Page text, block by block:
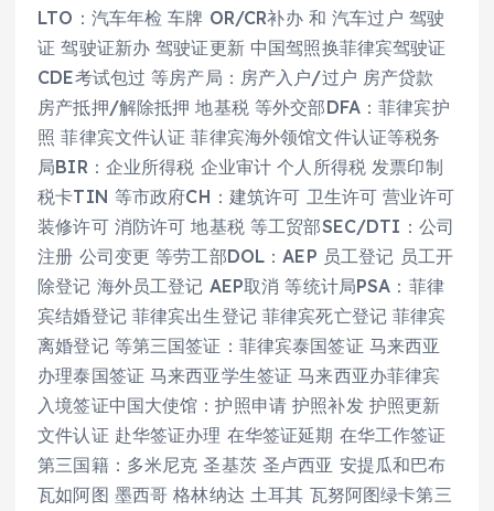
LTO：汽车年检 车牌 OR/CR补办 和 汽车过户 驾驶
证 驾驶证新办 驾驶证更新 中国驾照换菲律宾驾驶证
CDE考试包过 等房产局：房产入户/过户 房产贷款
房产抵押/解除抵押 地基税 等外交部DFA：菲律宾护
照 菲律宾文件认证 菲律宾海外领馆文件认证等税务
局BIR：企业所得税 企业审计 个人所得税 发票印制
税卡TIN 等市政府CH：建筑许可 卫生许可 营业许可
装修许可 消防许可 地基税 等工贸部SEC/DTI：公司
注册 公司变更 等劳工部DOL：AEP 员工登记 员工开
除登记 海外员工登记 AEP取消 等统计局PSA：菲律
宾结婚登记 菲律宾出生登记 菲律宾死亡登记 菲律宾
离婚登记 等第三国签证：菲律宾泰国签证 马来西亚
办理泰国签证 马来西亚学生签证 马来西亚办菲律宾
入境签证中国大使馆：护照申请 护照补发 护照更新
文件认证 赴华签证办理 在华签证延期 在华工作签证
第三国籍：多米尼克 圣基茨 圣卢西亚 安提瓜和巴布
瓦如阿图 墨西哥 格林纳达 土耳其 瓦努阿图绿卡第三